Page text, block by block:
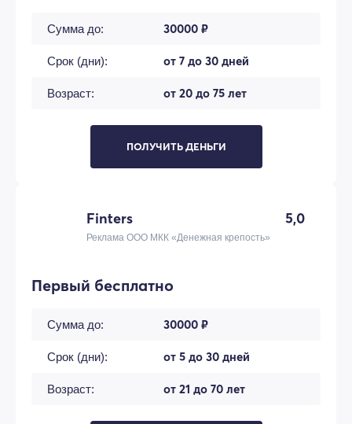
Сумма до: 30000 ₽
Срок (дни): от 7 до 30 дней
Возраст: от 20 до 75 лет
ПОЛУЧИТЬ ДЕНЬГИ
Finters 5,0
Реклама ООО МКК «Денежная крепость»
Первый бесплатно
Сумма до: 30000 ₽
Срок (дни): от 5 до 30 дней
Возраст: от 21 до 70 лет